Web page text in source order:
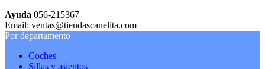
Ayuda 056-215367
Email: ventas@tiendascanelita.com
Por departamento
Coches
Sillas y asientos